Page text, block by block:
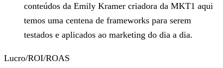
conteúdos da Emily Kramer criadora da MKT1 aqui
temos uma centena de frameworks para serem
testados e aplicados ao marketing do dia a dia.
Lucro/ROI/ROAS